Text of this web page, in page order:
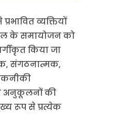
व्यक्तियों
के समायोजन को
किया जा
संगठनात्मक,
अनुकूलनों की
रूप से प्रत्येक